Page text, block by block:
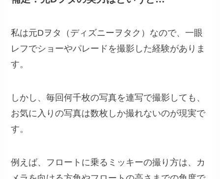
私は元Dヲタ（ディズニーヲタク）なので、一眼
レフでショーやパレードを撮影した経験がありま
す。
しかし、毎回何千枚の写真を連写で撮影しても、
お気に入りの写真は数枚しか撮れないのが現実で
す。
例えば、フロートに乗るミッキーの撮り方は、カ